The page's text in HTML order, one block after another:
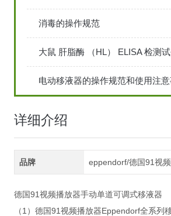
消毒的操作规范
大鼠 肝脂酶 （HL） ELISA 检测
电动移液器的操作规范和使用注
详细介绍
品牌 eppendorf/德国91视
德国91视频播放器手动单道可调式移液器
（1）德国91视频播放器Eppendorf全系列